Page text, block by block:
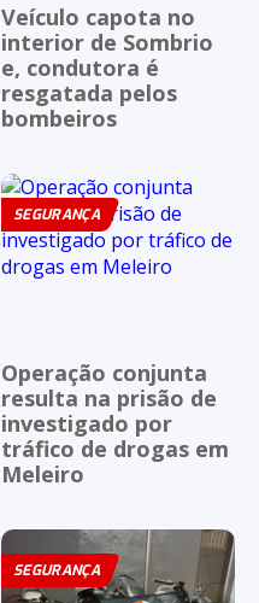
Veículo capota no
interior de Sombrio
e, condutora é
resgatada pelos
bombeiros
SEGURANÇA
Operação conjunta
resulta na prisão de
investigado por
tráfico de drogas em
Meleiro
SEGURANÇA